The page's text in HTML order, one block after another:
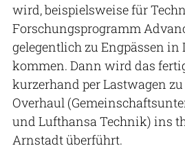
wird, beispielsweise für
Forschungsprogramm
gelegentlich zu Engpässen in
kommen. Dann wird das
kurzerhand per Lastwagen
Overhaul
und Lufthansa Technik) ins
Arnstadt überführt.